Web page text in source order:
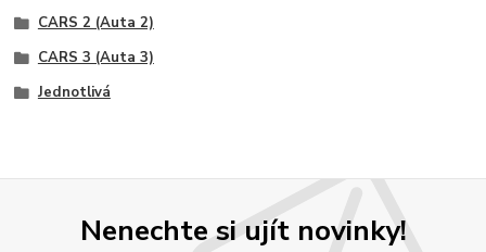
CARS 2 (Auta 2)
CARS 3 (Auta 3)
Jednotlivá
Nenechte si ujít novinky!